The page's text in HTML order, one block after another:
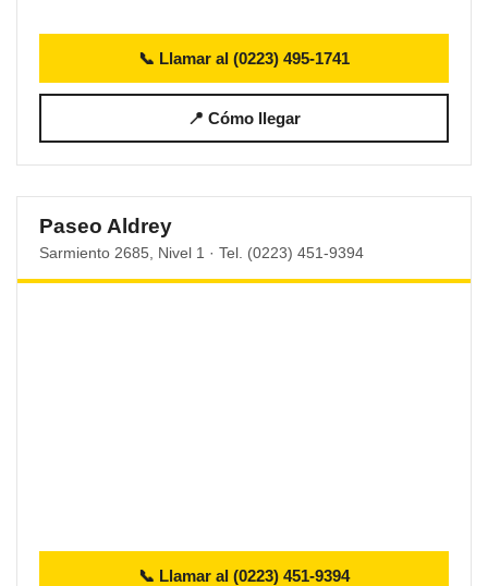
📞 Llamar al (0223) 495-1741
📍 Cómo llegar
Paseo Aldrey
Sarmiento 2685, Nivel 1 · Tel. (0223) 451-9394
📞 Llamar al (0223) 451-9394